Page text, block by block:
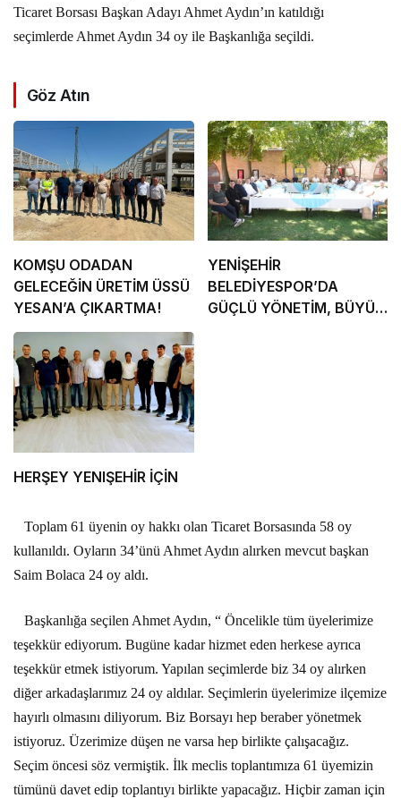
Ticaret Borsası Başkan Adayı Ahmet Aydın’ın katıldığı
seçimlerde Ahmet Aydın 34 oy ile Başkanlığa seçildi.
Göz Atın
KOMŞU ODADAN
GELECEĞİN ÜRETİM ÜSSÜ
YESAN’A ÇIKARTMA!
YENİŞEHİR
BELEDİYESPOR’DA
GÜÇLÜ YÖNETİM, BÜYÜK
HERŞEY YENIŞEHİR İÇİN
Toplam 61 üyenin oy hakkı olan Ticaret Borsasında 58 oy
kullanıldı. Oyların 34’ünü Ahmet Aydın alırken mevcut başkan
Saim Bolaca 24 oy aldı.
Başkanlığa seçilen Ahmet Aydın, “ Öncelikle tüm üyelerimize
teşekkür ediyorum. Bugüne kadar hizmet eden herkese ayrıca
teşekkür etmek istiyorum. Yapılan seçimlerde biz 34 oy alırken
diğer arkadaşlarımız 24 oy aldılar. Seçimlerin üyelerimize ilçemize
hayırlı olmasını diliyorum. Biz Borsayı hep beraber yönetmek
istiyoruz. Üzerimize düşen ne varsa hep birlikte çalışacağız.
Seçim öncesi söz vermiştik. İlk meclis toplantımıza 61 üyemizin
tümünü davet edip toplantıyı birlikte yapacağız. Hiçbir zaman için